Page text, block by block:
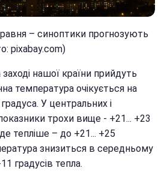
– синоптики прогнозують
pixabay.com)
нашої країни прийдуть
температура очікується на
У центральних і
трохи вище - +21... +23
тепліше – до +21... +25
знизиться в середньому
градусів тепла.